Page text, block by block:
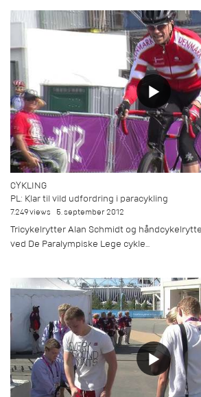
CYKLING
PL: Klar til vild udfordring i paracykling
7.249 views 5. september 2012
Tricykelrytter Alan Schmidt og
ved De Paralympiske Lege cykle...